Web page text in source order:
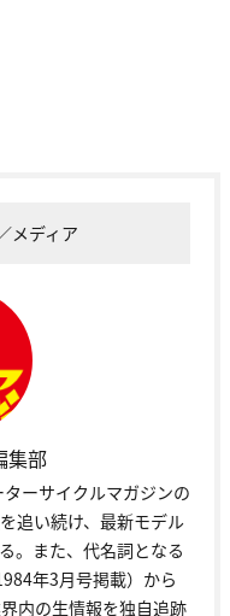
メディア
集部
ーサイクルマガジンの
追い続け、最新モデル
。また、代名詞となる
年3月号掲載）から
内の生情報を独自追跡